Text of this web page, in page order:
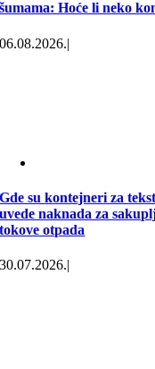
šumama: Hoće li neko
06.08.2026.|
Gde su kontejneri za
uvede naknada za
tokove otpada
30.07.2026.|